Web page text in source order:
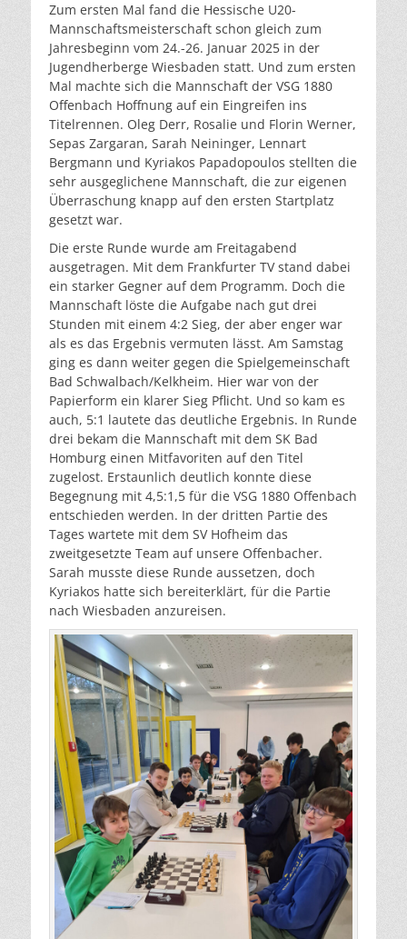
Zum ersten Mal fand die Hessische U20-
Mannschaftsmeisterschaft schon gleich zum
Jahresbeginn vom 24.-26. Januar 2025 in der
Jugendherberge Wiesbaden statt. Und zum ersten
Mal machte sich die Mannschaft der VSG 1880
Offenbach Hoffnung auf ein Eingreifen ins
Titelrennen. Oleg Derr, Rosalie und Florin Werner,
Sepas Zargaran, Sarah Neininger, Lennart
Bergmann und Kyriakos Papadopoulos stellten die
sehr ausgeglichene Mannschaft, die zur eigenen
Überraschung knapp auf den ersten Startplatz
gesetzt war.
Die erste Runde wurde am Freitagabend
ausgetragen. Mit dem Frankfurter TV stand dabei
ein starker Gegner auf dem Programm. Doch die
Mannschaft löste die Aufgabe nach gut drei
Stunden mit einem 4:2 Sieg, der aber enger war
als es das Ergebnis vermuten lässt. Am Samstag
ging es dann weiter gegen die Spielgemeinschaft
Bad Schwalbach/Kelkheim. Hier war von der
Papierform ein klarer Sieg Pflicht. Und so kam es
auch, 5:1 lautete das deutliche Ergebnis. In Runde
drei bekam die Mannschaft mit dem SK Bad
Homburg einen Mitfavoriten auf den Titel
zugelost. Erstaunlich deutlich konnte diese
Begegnung mit 4,5:1,5 für die VSG 1880 Offenbach
entschieden werden. In der dritten Partie des
Tages wartete mit dem SV Hofheim das
zweitgesetzte Team auf unsere Offenbacher.
Sarah musste diese Runde aussetzen, doch
Kyriakos hatte sich bereiterklärt, für die Partie
nach Wiesbaden anzureisen.